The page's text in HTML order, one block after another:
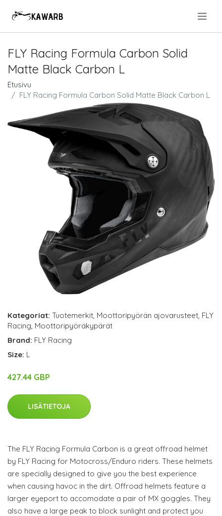
FLY Racing Formula Carbon Solid
Matte Black Carbon L
Etusivu
FLY Racing Formula Carbon Solid Matte Black Carbon L
Kategoriat: Tuotemerkit, Moottoripyörän ajovarusteet, FLY
Racing, Moottoripyöräkypärät
Brand: FLY Racing
Size: L
427.44 GBP
LISÄTIETOJA
The FLY Racing Formula Carbon is a great offroad helmet
by FLY Racing for Motocross/Enduro riders. These helmets
are specially designed to give you the best experience
when causing havoc in the dirt. Offroad helmets feature a
larger eyeport to accomodate a pair of MX goggles. They
also have a large peak to block sunlight and protect you